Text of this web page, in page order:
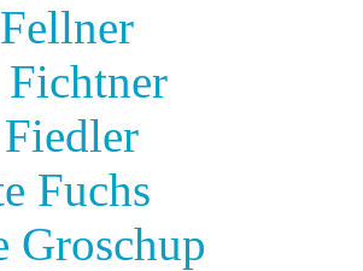
Fuchs
Groschup